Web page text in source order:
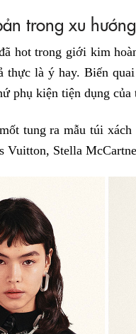
trong xu
hot trong giới kim
thực là ý hay. Biến
phụ kiện tiện dụng của
tung ra mẫu túi
Vuitton, Stella